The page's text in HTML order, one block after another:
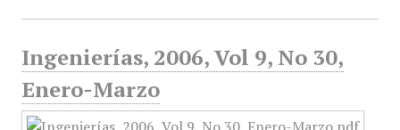
Ingenierías, 2006, Vol 9, No 30,
Enero-Marzo